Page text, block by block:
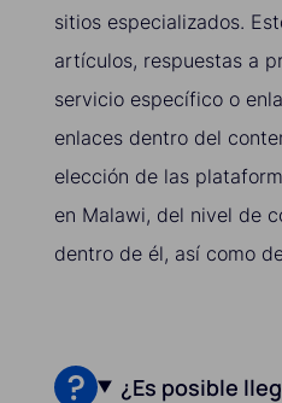
sitios especializados.
artículos, respuestas a
servicio específico o
enlaces dentro del
elección de las
en Malawi, del nivel de
dentro de él, así como
¿Es posible